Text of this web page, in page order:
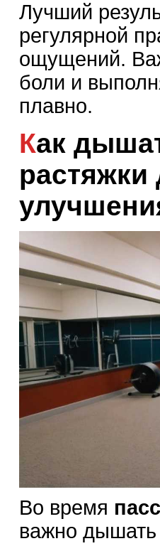
Лучший
регулярной
ощущений.
боли и
плавно.
Как дышать во время
растяжки
Во время
важно дышать